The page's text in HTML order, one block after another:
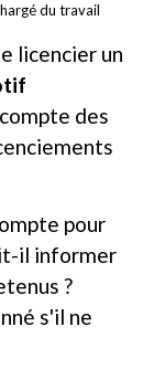
du travail
licencier un
des
pour
il informer
?
s'il ne